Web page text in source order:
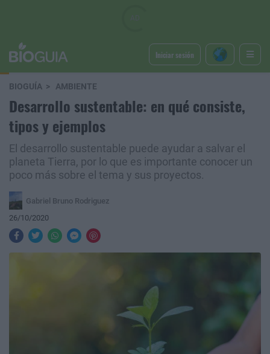
Iniciar sesión
BIOGUÍA AMBIENTE
Desarrollo sustentable: en qué consiste,
tipos y ejemplos
El desarrollo sustentable puede ayudar a salvar el
planeta Tierra, por lo que es importante conocer un
poco más sobre el tema y sus proyectos.
Gabriel Bruno Rodriguez
26/10/2020